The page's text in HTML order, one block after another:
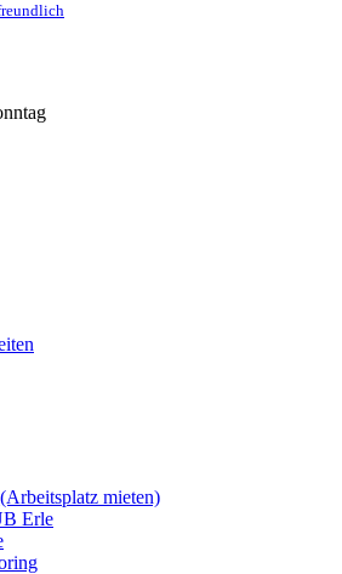
mieten)
Erle